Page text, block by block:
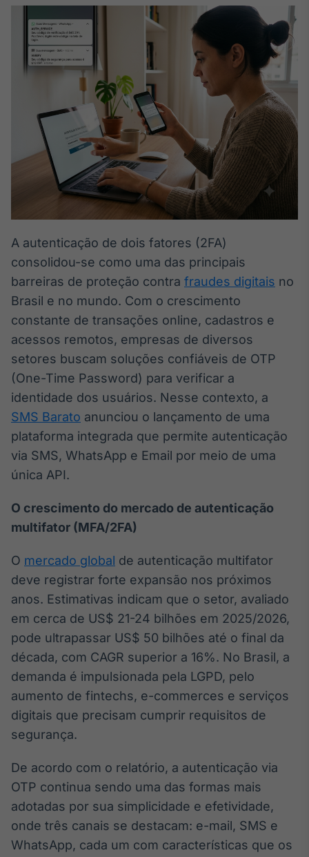
Broadcast
White Label
Plataforma para
conteúdos
personalizados
Soluções de Dados
e Conteúdos
Broadcast
OTC
Plataforma para
negociação de
ativos
Broadcast
Datafeed
integração de
conteúdos e
dados
Broadcast
Ticker
Cotações e
notícias
Broadcast
Widgets
Componentes
Conteúdos e
dados para
Broadcast
Curadoria
conteúdos
noticiosos
Soluções de
Tecnologia
Monitoramento
inteligente de
notícias e
conteúdos
Broadcast
A autenticação de dois fatores (2FA)
consolidou-se como uma das principais
barreiras de proteção contra fraudes digitais no
Brasil e no mundo. Com o crescimento
constante de transações online, cadastros e
acessos remotos, empresas de diversos
setores buscam soluções confiáveis de OTP
(One-Time Password) para verificar a
identidade dos usuários. Nesse contexto, a
SMS Barato anunciou o lançamento de uma
plataforma integrada que permite autenticação
via SMS, WhatsApp e Email por meio de uma
única API.
O crescimento do mercado de autenticação
multifator (MFA/2FA)
O mercado global de autenticação multifator
deve registrar forte expansão nos próximos
anos. Estimativas indicam que o setor, avaliado
em cerca de US$ 21-24 bilhões em 2025/2026,
pode ultrapassar US$ 50 bilhões até o final da
década, com CAGR superior a 16%. No Brasil, a
demanda é impulsionada pela LGPD, pelo
aumento de fintechs, e-commerces e serviços
digitais que precisam cumprir requisitos de
segurança.
De acordo com o relatório, a autenticação via
OTP continua sendo uma das formas mais
adotadas por sua simplicidade e efetividade,
onde três canais se destacam: e-mail, SMS e
WhatsApp, cada um com características que os